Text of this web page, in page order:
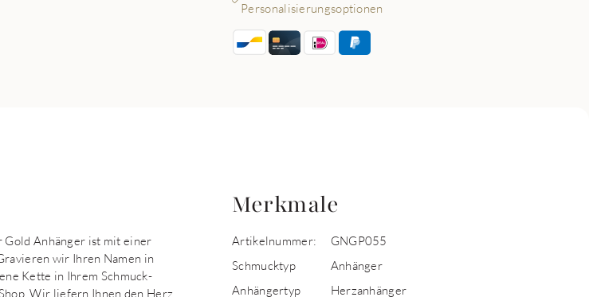
Personalisierungsoptionen
Gold Anhänger ist mit einer
wir Ihren Namen in
Kette in Ihrem Schmuck-
Wir liefern Ihnen den Herz
Merkmale
Artikelnummer:
GNGP055
Schmucktyp
Anhänger
Anhängertyp
Herzanhänger